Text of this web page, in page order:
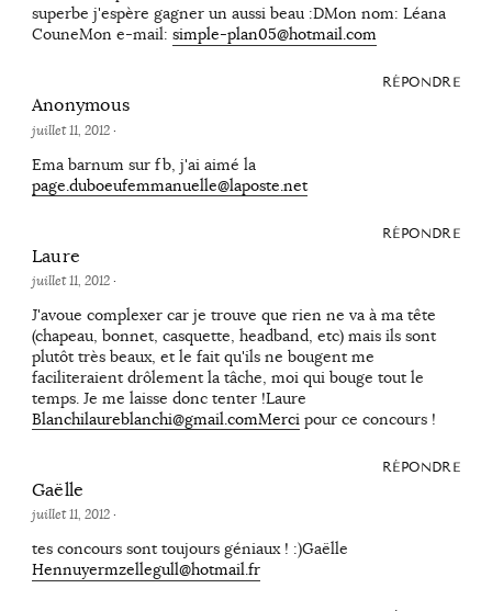
superbe j'espère gagner un aussi beau :DMon nom: Léana
CouneMon e-mail: simple-plan05@hotmail.com
RÉPONDRE
Anonymous
juillet 11, 2012·
Ema barnum sur fb, j'ai aimé la
page.duboeufemmanuelle@laposte.net
RÉPONDRE
Laure
juillet 11, 2012·
J'avoue complexer car je trouve que rien ne va à ma tête
(chapeau, bonnet, casquette, headband, etc) mais ils sont
plutôt très beaux, et le fait qu'ils ne bougent me
faciliteraient drôlement la tâche, moi qui bouge tout le
temps. Je me laisse donc tenter !Laure
Blanchilaureblanchi@gmail.comMercipour ce concours !
RÉPONDRE
Gaëlle
juillet 11, 2012·
tes concours sont toujours géniaux ! :)Gaëlle
Hennuyermzellegull@hotmail.fr